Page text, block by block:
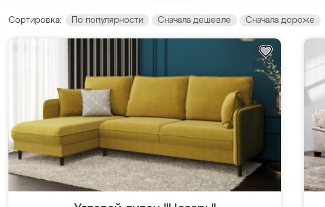
Сортировка: По популярности Сначала дешевле Сначала дороже